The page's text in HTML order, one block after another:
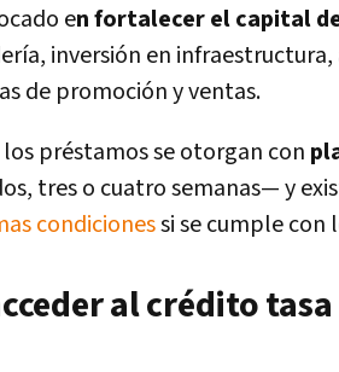
en fortalecer el capital
inversión en
de promoción y ventas.
préstamos se otorgan con
tres o cuatro semanas— y
condicionessi se cumple con
al crédito